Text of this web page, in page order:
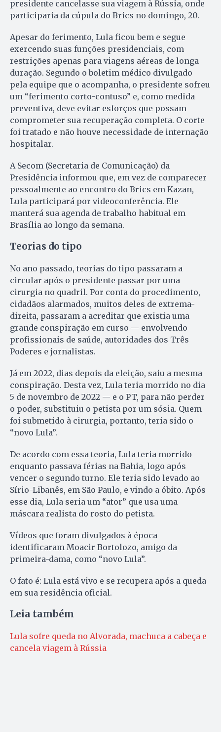
presidente cancelasse sua viagem à Rússia, onde
participaria da cúpula do Brics no domingo, 20.
Apesar do ferimento, Lula ficou bem e segue
exercendo suas funções presidenciais, com
restrições apenas para viagens aéreas de longa
duração. Segundo o boletim médico divulgado
pela equipe que o acompanha, o presidente sofreu
um “ferimento corto-contuso” e, como medida
preventiva, deve evitar esforços que possam
comprometer sua recuperação completa. O corte
foi tratado e não houve necessidade de internação
hospitalar.
A Secom (Secretaria de Comunicação) da
Presidência informou que, em vez de comparecer
pessoalmente ao encontro do Brics em Kazan,
Lula participará por videoconferência. Ele
manterá sua agenda de trabalho habitual em
Brasília ao longo da semana.
Teorias do tipo
No ano passado, teorias do tipo passaram a
circular após o presidente passar por uma
cirurgia no quadril. Por conta do procedimento,
cidadãos alarmados, muitos deles de extrema-
direita, passaram a acreditar que existia uma
grande conspiração em curso — envolvendo
profissionais de saúde, autoridades dos Três
Poderes e jornalistas.
Já em 2022, dias depois da eleição, saiu a mesma
conspiração. Desta vez, Lula teria morrido no dia
5 de novembro de 2022 — e o PT, para não perder
o poder, substituiu o petista por um sósia. Quem
foi submetido à cirurgia, portanto, teria sido o
“novo Lula”.
De acordo com essa teoria, Lula teria morrido
enquanto passava férias na Bahia, logo após
vencer o segundo turno. Ele teria sido levado ao
Sírio-Libanês, em São Paulo, e vindo a óbito. Após
esse dia, Lula seria um “ator” que usa uma
máscara realista do rosto do petista.
Vídeos que foram divulgados à época
identificaram Moacir Bortolozo, amigo da
primeira-dama, como “novo Lula”.
O fato é: Lula está vivo e se recupera após a queda
em sua residência oficial.
Leia também
Lula sofre queda no Alvorada, machuca a cabeça e
cancela viagem à Rússia